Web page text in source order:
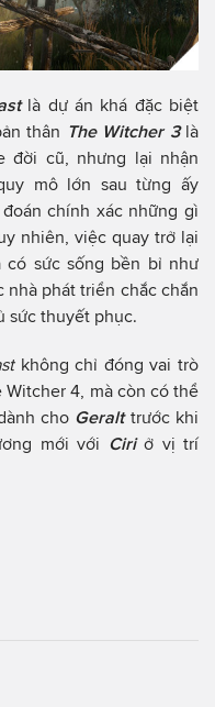
là dự án khá đặc biệt
thân The Witcher 3 là
đời cũ, nhưng lại nhận
mô lớn sau từng ấy
chính xác những gì
nhiên, việc quay trở lại
có sức sống bền bỉ như
phát triển chắc chắn
sức thuyết phục.
không chỉ đóng vai trò
Witcher 4, mà còn có thể
cho Geralt trước khi
mới với Ciriở vị trí